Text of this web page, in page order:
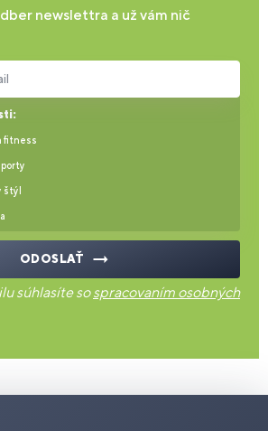
newslettra a už vám nič
fitness
štýl
ODOSLAŤ
súhlasíte sospracovaním osobných